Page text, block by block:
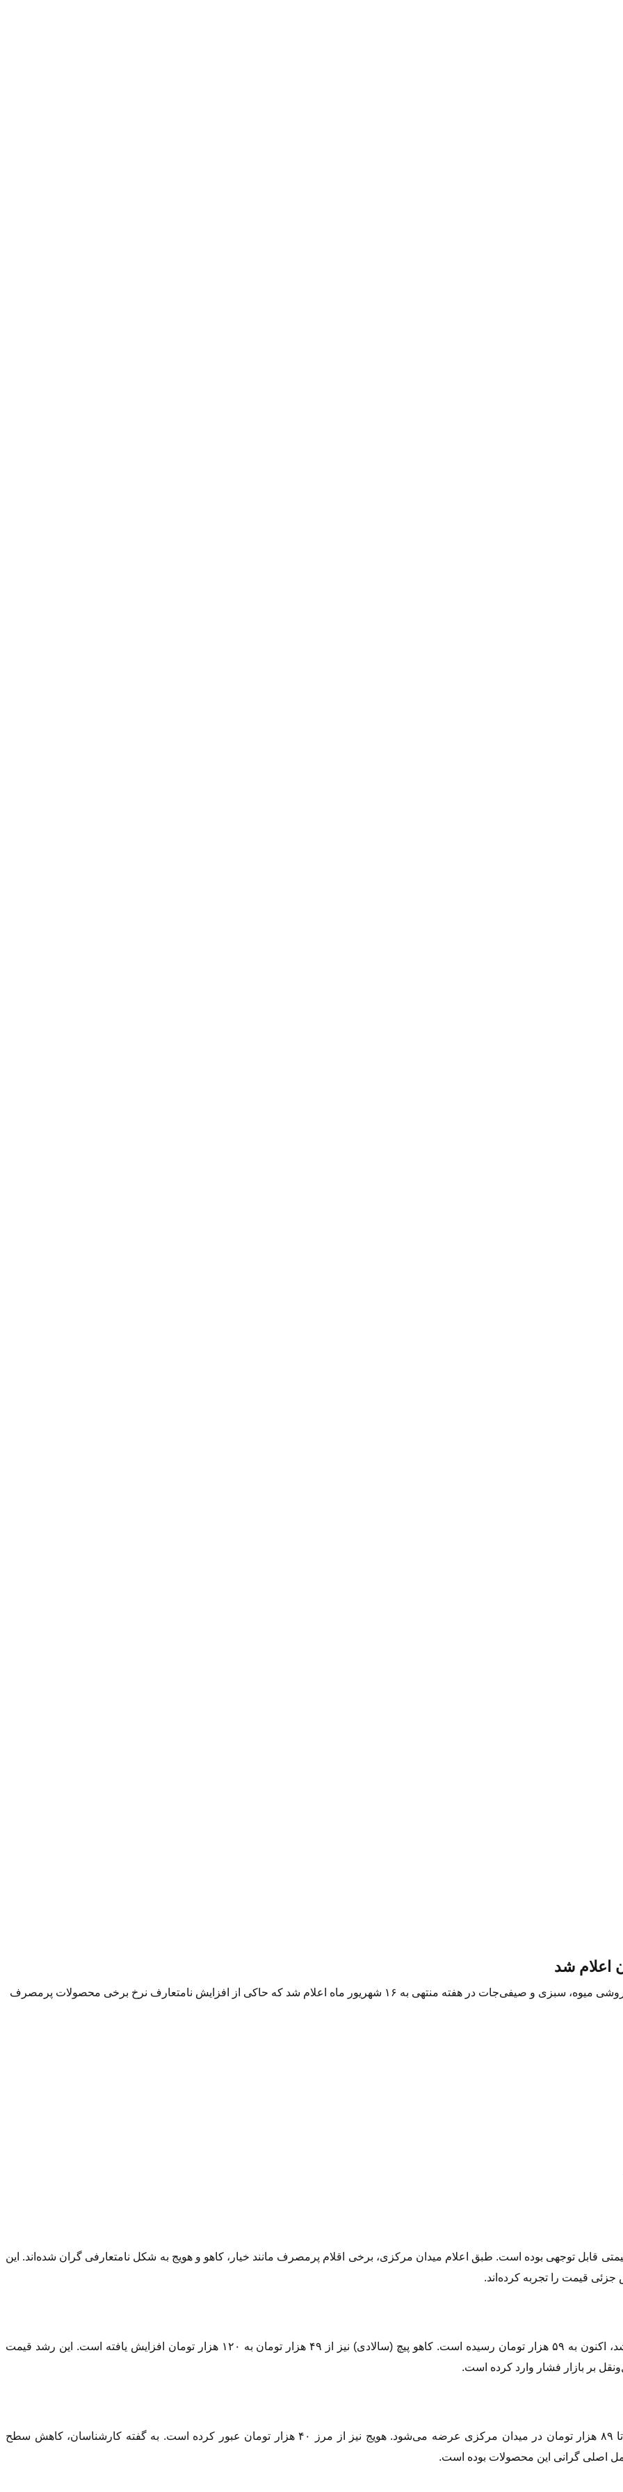
اعلام شد
بر اساس گزارش میدان مرکزی میوه و تره بار تهران، قیمت عمده فروشی میوه، سبزی و صیفی‌جات در هفته منتهی به ۱۶ شهریور ماه اعلام شد که حاکی از افزایش نامتعارف نرخ برخی محصولات پرمصرف
قابل توجهی بوده است. طبق اعلام میدان مرکزی، برخی اقلام پرمصرف مانند خیار، کاهو و هویج به شکل نامتعارفی گران شده‌اند. این
قیمت را تجربه کرده‌اند.
کاهو رسمی که در ابتدای سال بین ۲۹ تا ۳۹ هزار تومان عرضه می‌شد، اکنون به ۵۹ هزار تومان رسیده است. کاهو پیچ (سالادی) نیز از ۴۹ هزار تومان به ۱۲۰ هزار تومان افزایش یافته است. این رشد قیمت
بر بازار فشار وارد کرده است.
خیار یکی دیگر از صیفی‌جات پرمصرف است که این روزها بین ۶۴ تا ۸۹ هزار تومان در میدان مرکزی عرضه می‌شود. هویج نیز از مرز ۴۰ هزار تومان عبور کرده است. به گفته کارشناسان، کاهش سطح
اصلی گرانی این محصولات بوده است.